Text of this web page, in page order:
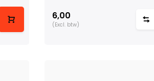
6,00
(Excl. btw)